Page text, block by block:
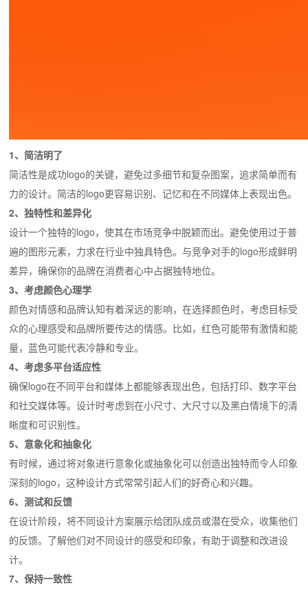
1、简洁明了
简洁性是成功logo的关键，避免过多细节和复杂图案，追求简单而有
力的设计。简洁的logo更容易识别、记忆和在不同媒体上表现出色。
2、独特性和差异化
设计一个独特的logo，使其在市场竞争中脱颖而出。避免使用过于普
遍的图形元素，力求在行业中独具特色。与竞争对手的logo形成鲜明
差异，确保你的品牌在消费者心中占据独特地位。
3、考虑颜色心理学
颜色对情感和品牌认知有着深远的影响，在选择颜色时，考虑目标受
众的心理感受和品牌所要传达的情感。比如，红色可能带有激情和能
量，蓝色可能代表冷静和专业。
4、考虑多平台适应性
确保logo在不同平台和媒体上都能够表现出色，包括打印、数字平台
和社交媒体等。设计时考虑到在小尺寸、大尺寸以及黑白情境下的清
晰度和可识别性。
5、意象化和抽象化
有时候，通过将对象进行意象化或抽象化可以创造出独特而令人印象
深刻的logo，这种设计方式常常引起人们的好奇心和兴趣。
6、测试和反馈
在设计阶段，将不同设计方案展示给团队成员或潜在受众，收集他们
的反馈。了解他们对不同设计的感受和印象，有助于调整和改进设
计。
7、保持一致性